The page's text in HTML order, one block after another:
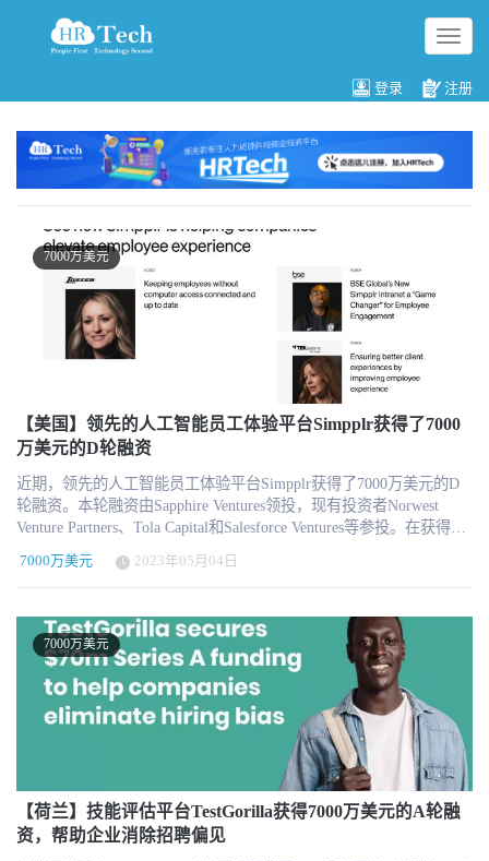
切
换
航
登录 注册
7000万美元
【美国】领先的人工智能员工体验平台Simpplr获得了7000
万美元的D轮融资
近期，领先的人工智能员工体验平台Simpplr获得了7000万美元的D
轮融资。本轮融资由Sapphire Ventures领投，现有投资者Norwest
Venture Partners、Tola Capital和Salesforce Ventures等参投。在获得最
新的融资后，Simpplr获得的总融资金额已超过1.31亿美元。 Simpplr
的持续快速增长是由于企业认识到当今工作生活的复杂性，组织需
要一种完全不同的方式来连接、吸引和支持每一位员工。事实证
明，员工体验是成功企业的一个重要驱动力。Simpplr在全球已有超
过100万的用户，为北美洲、欧洲、中东和非洲以及亚太地区的公司
带来了可衡量的生产力提升。 创始人兼首席执行官Dhiraj Sharma
说："对于世界各地的公司来说，Simpplr平台的使用说明了由人工智
能驱动的员工体验的重要性及其对企业业绩的影响。从实时测量员
工参与度到实现有效的沟通以及建立社区联系，Simpplr的客户已经
认识到了员工体验对人才招聘、保留、组织生产力提升的重要性。"
Sapphire Ventures总裁和合伙人Jai Das说："员工体验会持续成为员工
和雇主的主要关注点。积极的员工体验的一个关键支柱是员工参
与。Simpplr让员工很容易感觉到与同事和雇主之间的联系，为员工
营造组织归属感，并最终提高业绩水平。随着组织越来越注重优先
7000万美元 2023年05月04日
7000万美元
【荷兰】技能评估平台TestGorilla获得7000万美元的A轮融
资，帮助企业消除招聘偏见